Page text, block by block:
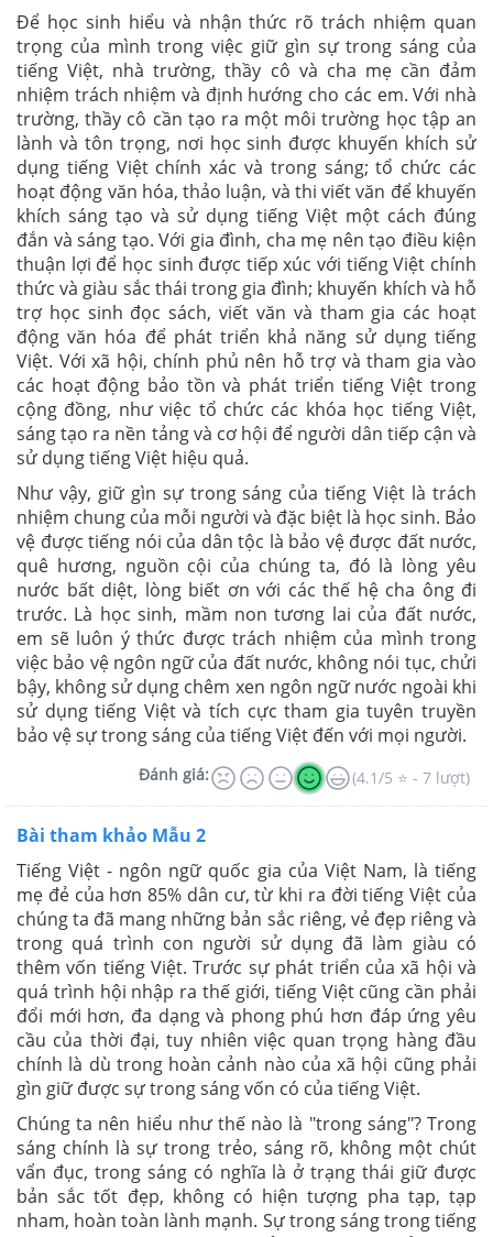
Để học sinh hiểu và nhận thức rõ trách nhiệm quan
trọng của mình trong việc giữ gìn sự trong sáng của
tiếng Việt, nhà trường, thầy cô và cha mẹ cần đảm
nhiệm trách nhiệm và định hướng cho các em. Với nhà
trường, thầy cô cần tạo ra một môi trường học tập an
lành và tôn trọng, nơi học sinh được khuyến khích sử
dụng tiếng Việt chính xác và trong sáng; tổ chức các
hoạt động văn hóa, thảo luận, và thi viết văn để khuyến
khích sáng tạo và sử dụng tiếng Việt một cách đúng
đắn và sáng tạo. Với gia đình, cha mẹ nên tạo điều kiện
thuận lợi để học sinh được tiếp xúc với tiếng Việt chính
thức và giàu sắc thái trong gia đình; khuyến khích và hỗ
trợ học sinh đọc sách, viết văn và tham gia các hoạt
động văn hóa để phát triển khả năng sử dụng tiếng
Việt. Với xã hội, chính phủ nên hỗ trợ và tham gia vào
các hoạt động bảo tồn và phát triển tiếng Việt trong
cộng đồng, như việc tổ chức các khóa học tiếng Việt,
sáng tạo ra nền tảng và cơ hội để người dân tiếp cận và
sử dụng tiếng Việt hiệu quả.
Như vậy, giữ gìn sự trong sáng của tiếng Việt là trách
nhiệm chung của mỗi người và đặc biệt là học sinh. Bảo
vệ được tiếng nói của dân tộc là bảo vệ được đất nước,
quê hương, nguồn cội của chúng ta, đó là lòng yêu
nước bất diệt, lòng biết ơn với các thế hệ cha ông đi
trước. Là học sinh, mầm non tương lai của đất nước,
em sẽ luôn ý thức được trách nhiệm của mình trong
việc bảo vệ ngôn ngữ của đất nước, không nói tục, chửi
bậy, không sử dụng chêm xen ngôn ngữ nước ngoài khi
sử dụng tiếng Việt và tích cực tham gia tuyên truyền
bảo vệ sự trong sáng của tiếng Việt đến với mọi người.
Đánh giá: (4.1/5 ⭐ - 7 lượt)
Bài tham khảo Mẫu 2
Tiếng Việt - ngôn ngữ quốc gia của Việt Nam, là tiếng
mẹ đẻ của hơn 85% dân cư, từ khi ra đời tiếng Việt của
chúng ta đã mang những bản sắc riêng, vẻ đẹp riêng và
trong quá trình con người sử dụng đã làm giàu có
thêm vốn tiếng Việt. Trước sự phát triển của xã hội và
quá trình hội nhập ra thế giới, tiếng Việt cũng cần phải
đổi mới hơn, đa dạng và phong phú hơn đáp ứng yêu
cầu của thời đại, tuy nhiên việc quan trọng hàng đầu
chính là dù trong hoàn cảnh nào của xã hội cũng phải
gìn giữ được sự trong sáng vốn có của tiếng Việt.
Chúng ta nên hiểu như thế nào là "trong sáng"? Trong
sáng chính là sự trong trẻo, sáng rõ, không một chút
vẩn đục, trong sáng có nghĩa là ở trạng thái giữ được
bản sắc tốt đẹp, không có hiện tượng pha tạp, tạp
nham, hoàn toàn lành mạnh. Sự trong sáng trong tiếng